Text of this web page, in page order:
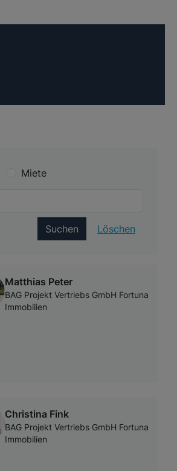
Miete
Suchen Löschen
Matthias Peter
BAG Projekt Vertriebs GmbH Fortuna
Immobilien
Christina Fink
BAG Projekt Vertriebs GmbH Fortuna
Immobilien